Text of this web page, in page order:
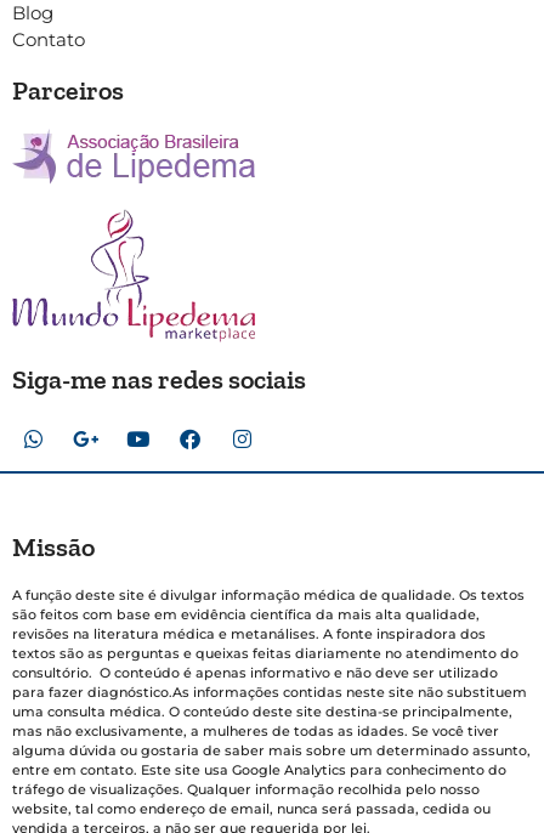
Blog
Contato
Parceiros
Siga-me nas redes sociais
Missão
A função deste site é divulgar informação médica de qualidade. Os textos
são feitos com base em evidência científica da mais alta qualidade,
revisões na literatura médica e metanálises. A fonte inspiradora dos
textos são as perguntas e queixas feitas diariamente no atendimento do
consultório. O conteúdo é apenas informativo e não deve ser utilizado
para fazer diagnóstico.As informações contidas neste site não substituem
uma consulta médica. O conteúdo deste site destina-se principalmente,
mas não exclusivamente, a mulheres de todas as idades. Se você tiver
alguma dúvida ou gostaria de saber mais sobre um determinado assunto,
entre em contato. Este site usa Google Analytics para conhecimento do
tráfego de visualizações. Qualquer informação recolhida pelo nosso
website, tal como endereço de email, nunca será passada, cedida ou
vendida a terceiros, a não ser que requerida por lei.